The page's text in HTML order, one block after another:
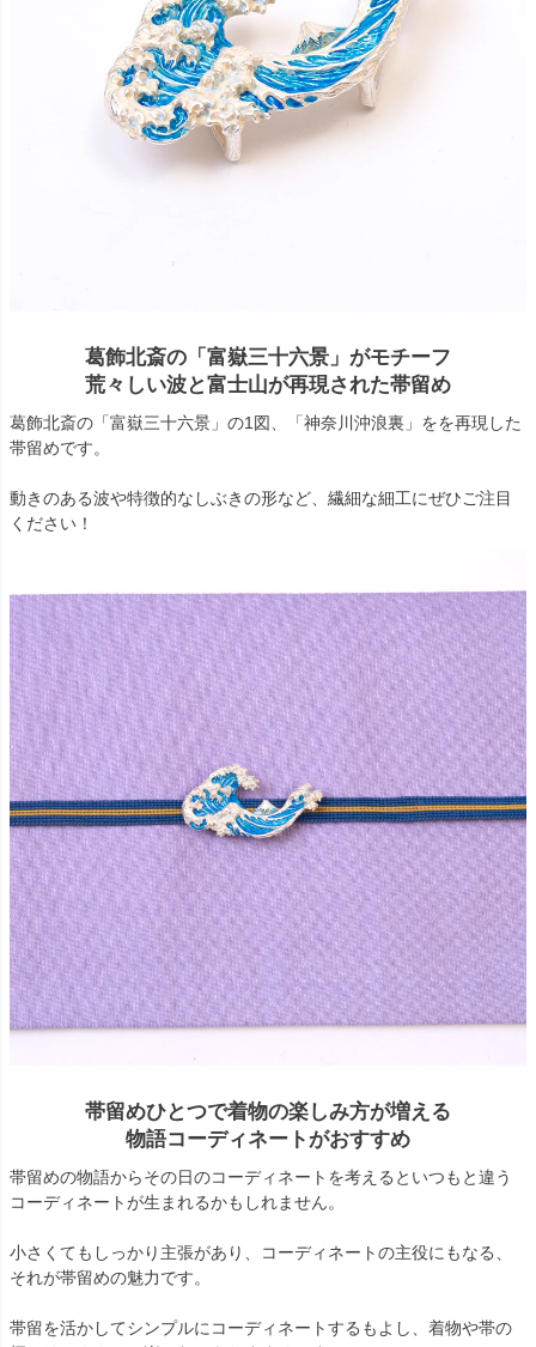
葛飾北斎の「富嶽三十六景」がモチーフ
荒々しい波と富士山が再現された帯留め
葛飾北斎の「富嶽三十六景」の1図、「神奈川沖浪裏」をを再現した
帯留めです。
動きのある波や特徴的なしぶきの形など、繊細な細工にぜひご注目
ください！
帯留めひとつで着物の楽しみ方が増える
物語コーディネートがおすすめ
帯留めの物語からその日のコーディネートを考えるといつもと違う
コーディネートが生まれるかもしれません。
小さくてもしっかり主張があり、コーディネートの主役にもなる、
それが帯留めの魅力です。
帯留を活かしてシンプルにコーディネートするもよし、着物や帯の